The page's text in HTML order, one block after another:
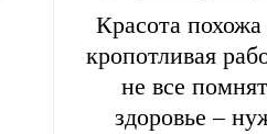
Красота
кропотливая
не все
здоровье –